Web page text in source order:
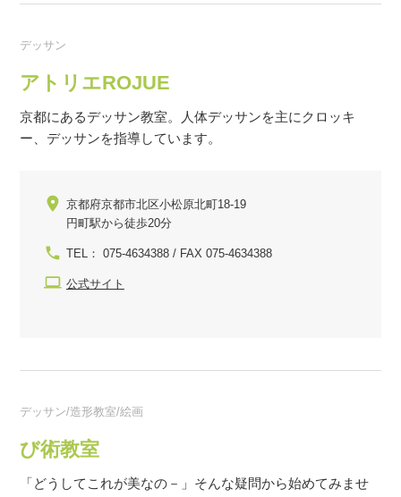
デッサン
アトリエROJUE
京都にあるデッサン教室。人体デッサンを主にクロッキ
ー、デッサンを指導しています。
京都府京都市北区小松原北町18-19
円町駅から徒歩20分
TEL： 075-4634388 / FAX 075-4634388
公式サイト
デッサン/造形教室/絵画
び術教室
「どうしてこれが美なの－」そんな疑問から始めてみませ